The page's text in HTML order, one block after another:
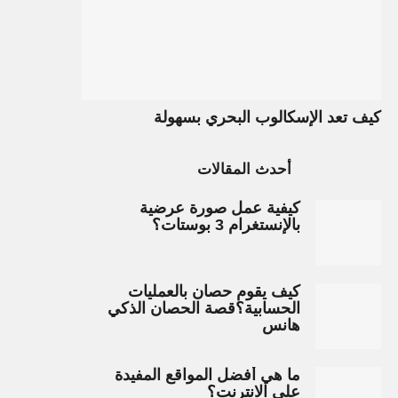
كيف تعد الإسكالوب البحري بسهولة
أحدث المقالات
كيفية عمل صورة عرضية
بالإنستغرام 3 بوستات؟
كيف يقوم حصان بالعمليات
الحسابية؟قصة الحصان الذكي
هانس
ما هي أفضل المواقع المفيدة
على الانترنت؟